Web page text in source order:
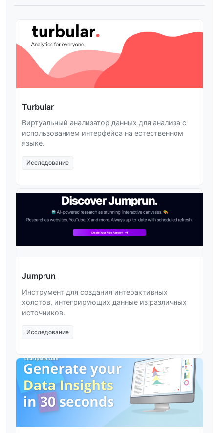
Turbular
Виртуальный анализатор данных для анализа с
использованием интерфейса на естественном
языке.
Исследование
Jumprun
Инструмент для создания интерактивных
холстов, интегрирующих данные из различных
источников.
Исследование